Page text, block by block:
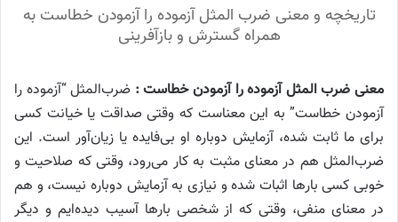
تاریخچه و معنی ضرب المثل آزموده را آزمودن خطاست به
همراه گسترش و بازآفرینی
معنی ضرب المثل آزموده را آزمودن خطاست: ضرب‌المثل “آزموده را
آزمودن خطاست” به این معناست که وقتی صداقت یا خیانت کسی
برای ما ثابت شده، آزمایش دوباره او بی‌فایده یا زیان‌آور است. این
ضرب‌المثل هم در معنای مثبت به کار می‌رود، وقتی که صلاحیت و
خوبی کسی بارها اثبات شده و نیازی به آزمایش دوباره نیست، و هم
در معنای منفی، وقتی که از شخصی بارها آسیب دیده‌ایم و دیگر